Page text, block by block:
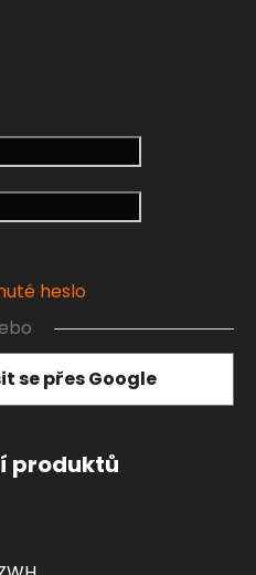
heslo
se přes Google
produktů
z 5 hvězdiček.